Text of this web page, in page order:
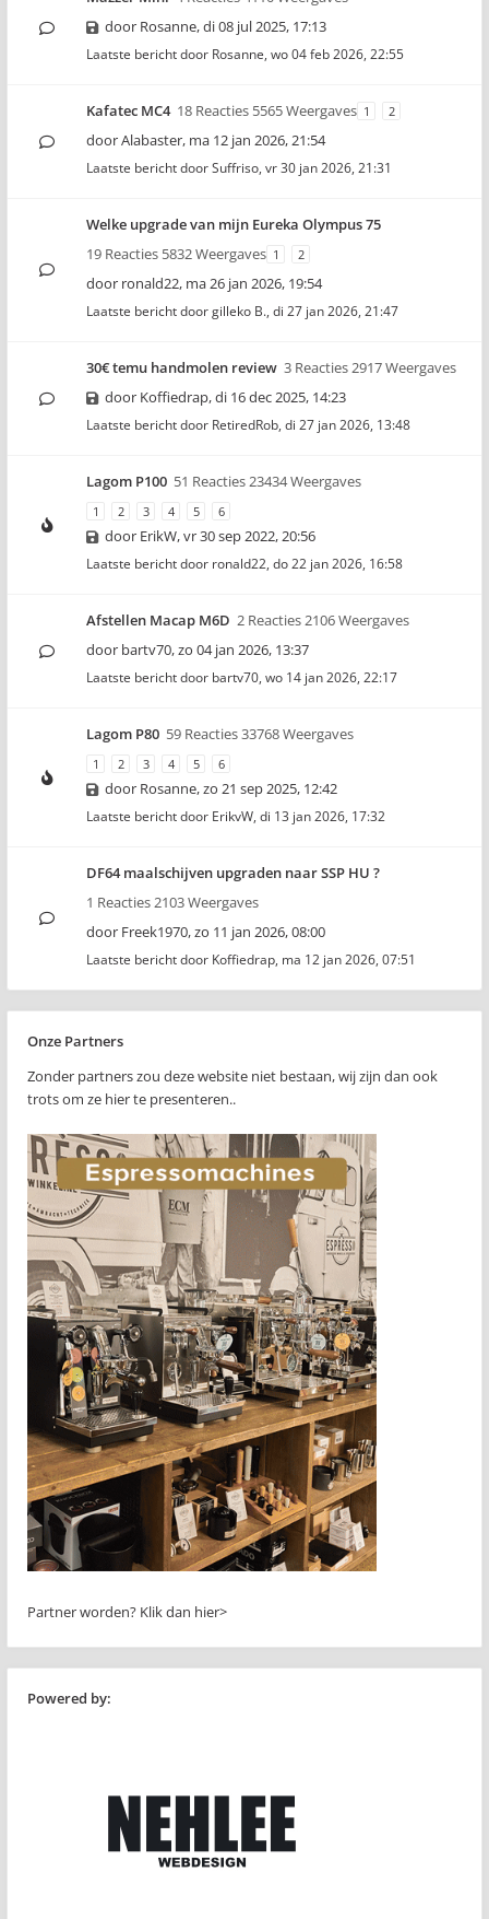
door Rosanne,di 08 jul 2025, 17:13
Laatste bericht door Rosanne, wo 04 feb 2026, 22:55
Kafatec MC4 18 Reacties 5565 Weergaves 1 2
doorAlabaster, ma 12 jan 2026, 21:54
Laatste bericht doorSuffriso, vr 30 jan 2026, 21:31
Welke upgrade van mijn Eureka Olympus 75
19 Reacties 5832 Weergaves 1 2
door ronald22, ma 26 jan 2026, 19:54
Laatste bericht doorgilleko B., di 27 jan 2026, 21:47
30€ temu handmolen review 3 Reacties 2917 Weergaves
door Koffiedrap,di 16 dec 2025, 14:23
Laatste bericht door RetiredRob, di 27 jan 2026, 13:48
Lagom P100 51 Reacties 23434 Weergaves
1 2 3 4 5 6
door ErikW,vr 30 sep 2022, 20:56
Laatste bericht door ronald22, do 22 jan 2026, 16:58
Afstellen Macap M6D 2 Reacties 2106 Weergaves
door bartv70,zo 04 jan 2026, 13:37
Laatste bericht door bartv70, wo 14 jan 2026, 22:17
Lagom P80 59 Reacties 33768 Weergaves
1 2 3 4 5 6
door Rosanne,zo 21 sep 2025, 12:42
Laatste bericht door ErikvW, di 13 jan 2026, 17:32
DF64 maalschijven upgraden naar SSP HU ?
1 Reacties 2103 Weergaves
door Freek1970,zo 11 jan 2026, 08:00
Laatste bericht door Koffiedrap, ma 12 jan 2026, 07:51
Onze Partners
Zonder partners zou deze website niet bestaan, wij zijn dan ook
trots om ze hier te presenteren..
Partner worden? Klik dan hier>
Powered by: